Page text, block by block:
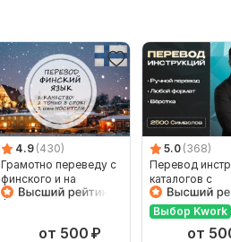
4.9 (430)
Грамотно переведу с
финского и на
финский
от 500 ₽
5.0 (368)
Перевод
каталогов с
Английского на
Русский и
Выбор Kwork
от